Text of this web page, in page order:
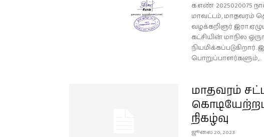
க.எண்: 2025020075
மாவட்டம், மாதவரம்
வழக்கறிஞர்
கட்சியின் மாநில
பொறுப்பாளர்களும்,...
மாதவரம்
நிகழ்வு
ஜூலை 20, 2023